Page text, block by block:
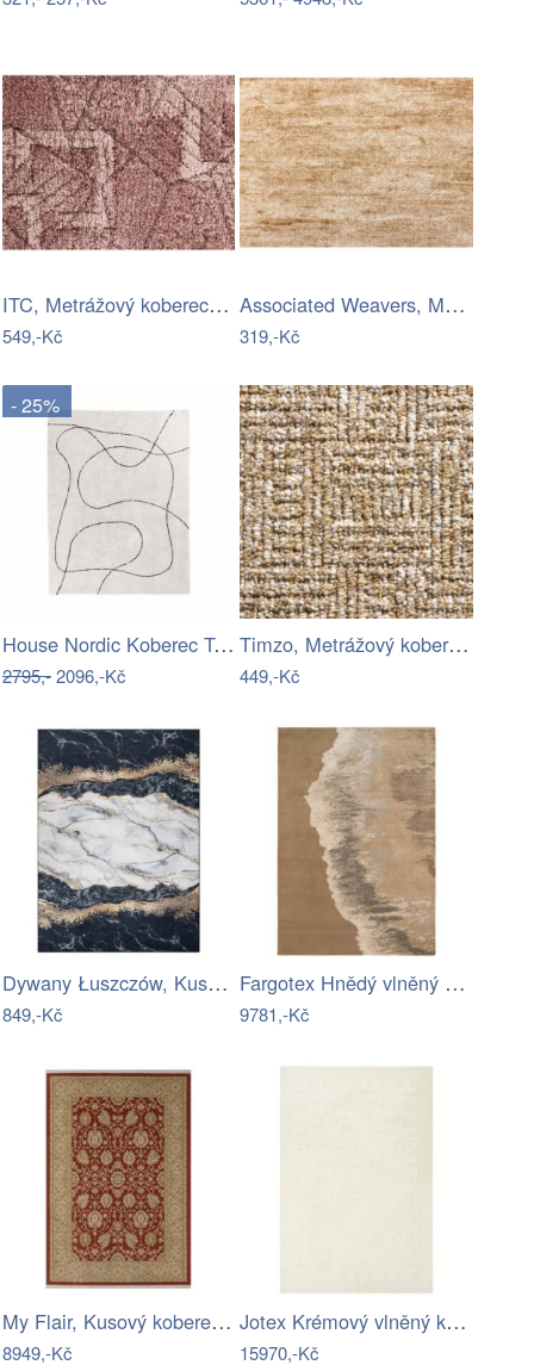
ITC, Metrážový koberec Bossanova 42, na…
549,-Kč
Associated Weavers, Metrážový koberec…
319,-Kč
- 25%
House Nordic Koberec TAMPA 160x230cm
2795,-2096,-Kč
Timzo, Metrážový koberec Olympic 2815…
449,-Kč
Dywany Łuszczów, Kusový koberec ANDRE…
849,-Kč
Fargotex Hnědý vlněný koberec Waterwave…
9781,-Kč
My Flair, Kusový koberec Maryam 1…
8949,-Kč
Jotex Krémový vlněný koberec GINA 200 x…
15970,-Kč